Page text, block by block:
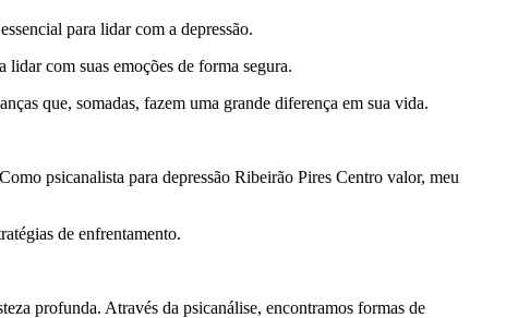
para lidar com a depressão.
com suas emoções de forma segura.
que, somadas, fazem uma grande diferença em sua vida.
psicanalista para depressão Ribeirão Pires Centro valor, meu
de enfrentamento.
profunda. Através da psicanálise, encontramos formas de